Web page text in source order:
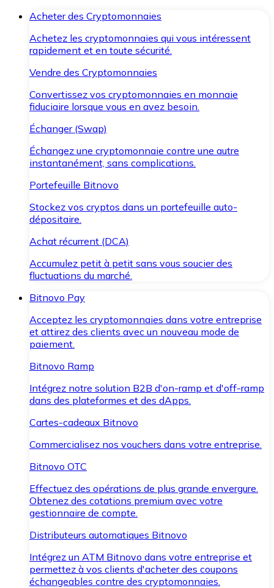
Acheter des Cryptomonnaies
Achetez les cryptomonnaies qui vous intéressent
rapidement et en toute sécurité.
Vendre des Cryptomonnaies
Convertissez vos cryptomonnaies en monnaie
fiduciaire lorsque vous en avez besoin.
Échanger (Swap)
Échangez une cryptomonnaie contre une autre
instantanément, sans complications.
Portefeuille Bitnovo
Stockez vos cryptos dans un portefeuille auto-
dépositaire.
Achat récurrent (DCA)
Accumulez petit à petit sans vous soucier des
fluctuations du marché.
Bitnovo Pay
Acceptez les cryptomonnaies dans votre entreprise
et attirez des clients avec un nouveau mode de
paiement.
Bitnovo Ramp
Intégrez notre solution B2B d'on-ramp et d'off-ramp
dans des plateformes et des dApps.
Cartes-cadeaux Bitnovo
Commercialisez nos vouchers dans votre entreprise.
Bitnovo OTC
Effectuez des opérations de plus grande envergure.
Obtenez des cotations premium avec votre
gestionnaire de compte.
Distributeurs automatiques Bitnovo
Intégrez un ATM Bitnovo dans votre entreprise et
permettez à vos clients d'acheter des coupons
échangeables contre des cryptomonnaies.